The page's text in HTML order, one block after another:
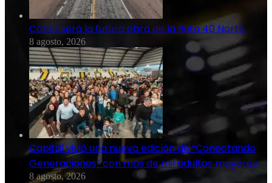
Cómo será la futura obra de la Ruta 40 Norte
8 agosto, 2026
Capital vivió una nueva edición de “Conectando
Generaciones” con más de mil adultos mayores
8 agosto, 2026